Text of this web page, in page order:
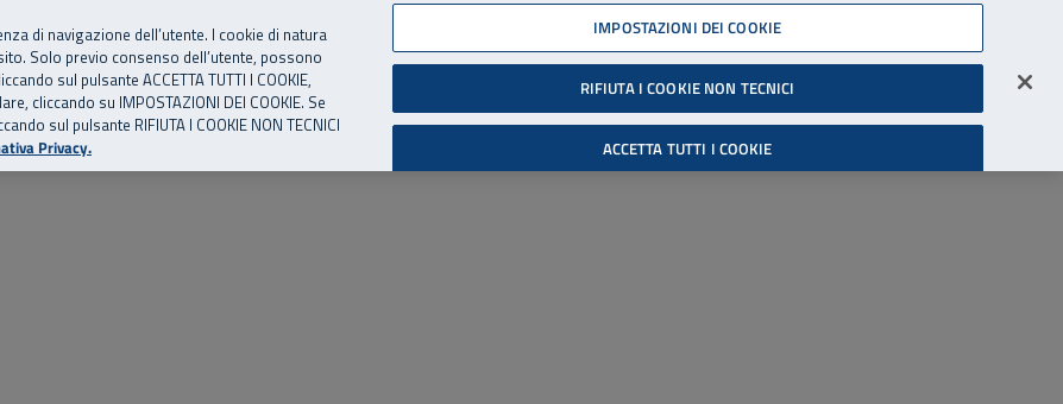
06 45539607
eventi Risorse utili Supporto Accessibilità
Cerca
Accedi all'area riservata
di navigazione dell’utente. I cookie di natura
Solo previo consenso dell’utente, possono
sul pulsante ACCETTA TUTTI I COOKIE,
cliccando su IMPOSTAZIONI DEI COOKIE. Se
sul pulsante RIFIUTA I COOKIE NON TECNICI
Privacy.
IMPOSTAZIONI DEI COOKIE
RIFIUTA I COOKIE NON TECNICI
ACCETTA TUTTI I COOKIE